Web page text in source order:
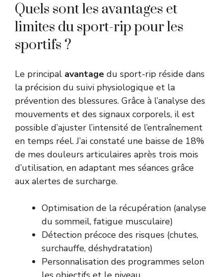
Quels sont les avantages et
limites du sport-rip pour les
sportifs ?
Le principal avantage du sport-rip réside dans
la précision du suivi physiologique et la
prévention des blessures. Grâce à l’analyse des
mouvements et des signaux corporels, il est
possible d’ajuster l’intensité de l’entraînement
en temps réel. J’ai constaté une baisse de 18%
de mes douleurs articulaires après trois mois
d’utilisation, en adaptant mes séances grâce
aux alertes de surcharge.
Optimisation de la récupération (analyse
du sommeil, fatigue musculaire)
Détection précoce des risques (chutes,
surchauffe, déshydratation)
Personnalisation des programmes selon